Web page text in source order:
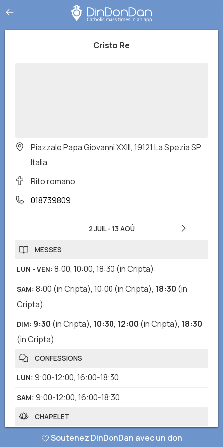
Cristo Re
Piazzale Papa Giovanni XXIII, 19121 La Spezia SP
Italia
Rito romano
018739809
2 JUIL- 13 AOÛ
MESSES
LUN - VEN: 8:00, 10:00, 18:30 (in Cripta)
SAM: 8:00 (in Cripta), 10:00 (in Cripta), 18:30 (in
Cripta)
DIM: 9:30 (in Cripta), 10:30, 12:00 (in Cripta), 18:30
(in Cripta)
CONFESSIONS
LUN: 9:00-12:00, 16:00-18:30
SAM: 9:00-12:00, 16:00-18:30
CHAPELET
LUN - DIM :18:00(in Cripta)
Soutenez DinDonDan avec un don